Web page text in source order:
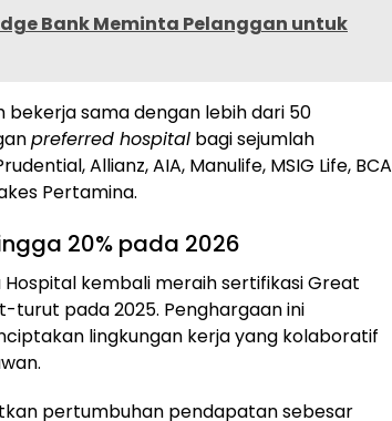
Bank Meminta Pelanggan untuk
bekerja sama dengan lebih dari 50
preferred hospital bagi sejumlah
Allianz, AIA, Manulife, MSIG Life, BCA
Pertamina.
20% pada 2026
Hospital kembali meraih sertifikasi Great
turut pada 2025. Penghargaan ini
lingkungan kerja yang kolaboratif
pertumbuhan pendapatan sebesar